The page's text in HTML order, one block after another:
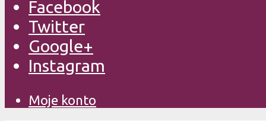
Facebook
Twitter
Google+
Instagram
Moje konto